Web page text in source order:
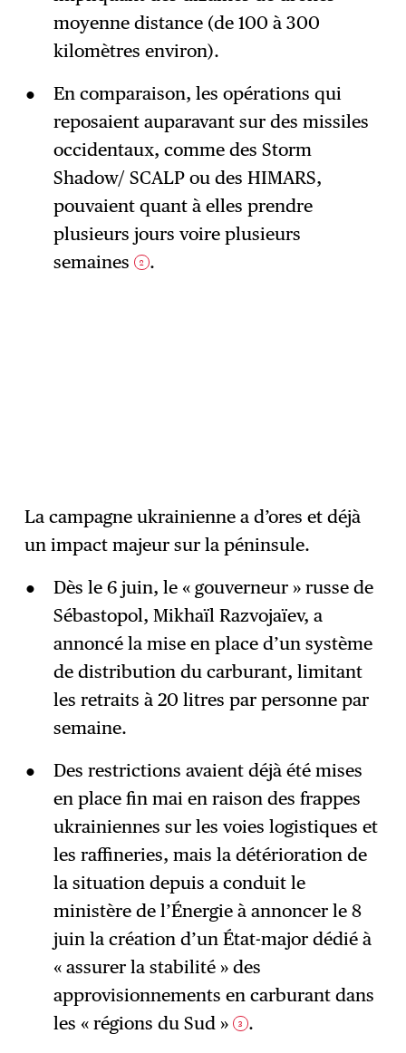
moyenne distance (de 100 à 300
kilomètres environ).
En comparaison, les opérations qui
reposaient auparavant sur des missiles
occidentaux, comme des Storm
Shadow/ SCALP ou des HIMARS,
pouvaient quant à elles prendre
plusieurs jours voire plusieurs
semaines
2 .
La campagne ukrainienne a d’ores et déjà
un impact majeur sur la péninsule.
Dès le 6 juin, le « gouverneur » russe de
Sébastopol, Mikhaïl Razvojaïev, a
annoncé la mise en place d’un système
de distribution du carburant, limitant
les retraits à 20 litres par personne par
semaine.
Des restrictions avaient déjà été mises
en place fin mai en raison des frappes
ukrainiennes sur les voies logistiques et
les raffineries, mais la détérioration de
la situation depuis a conduit le
ministère de l’Énergie à annoncer le 8
juin la création d’un État-major dédié à
« assurer la stabilité » des
approvisionnements en carburant dans
les « régions du Sud »
3 .